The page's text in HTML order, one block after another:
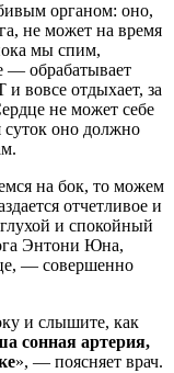
органом: оно,
не может на время
мы спим,
— обрабатывает
вовсе отдыхает, за
не может себе
суток оно должно
на бок, то можем
отчетливое и
и спокойный
Энтони Юна,
— совершенно
и слышите, как
сонная артерия,
», — поясняет врач.